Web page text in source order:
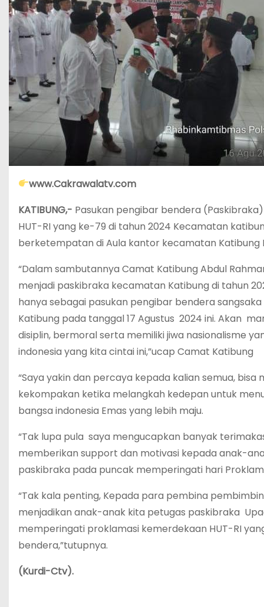
www.Cakrawalatv.com
KATIBUNG,- Pasukan pengibar bendera
HUT-RI yang ke-79 di tahun 2024 Kecamatan
berketempatan di Aula kantor kecamatan Katibung
“Dalam sambutannya Camat Katibung Abdul
menjadi paskibraka kecamatan Katibung di tahun
hanya sebagai pasukan pengibar bendera
Katibung pada tanggal 17 Agustus 2024 ini. Akan
disiplin, bermoral serta memiliki jiwa nasionalisme
indonesia yang kita cintai ini,”ucap Camat Katibung
“Saya yakin dan percaya kepada kalian semua,
kekompakan ketika melangkah kedepan untuk
bangsa indonesia Emas yang lebih maju.
“Tak lupa pula saya mengucapkan banyak
memberikan support dan motivasi kepada anak-
paskibraka pada puncak memperingati hari
“Tak kala penting, Kepada para pembina
menjadikan anak-anak kita petugas paskibraka
memperingati proklamasi kemerdekaan HUT-RI
bendera,”tutupnya.
(Kurdi-Ctv).